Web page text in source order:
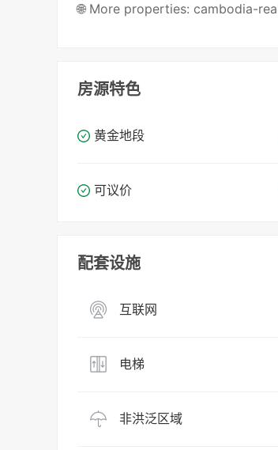
🌐 More properties: cambodia-
房源特色
黄金地段
可议价
配套设施
互联网
电梯
非洪泛区域